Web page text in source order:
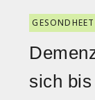
GESONDHEET
sich